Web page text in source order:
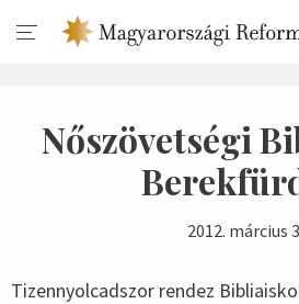
Nőszövetségi
2012. március
Tizennyolcadszor rendez